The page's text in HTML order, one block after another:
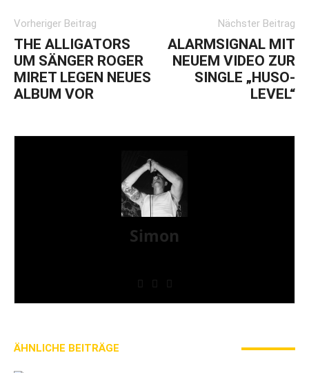
Vorheriger Beitrag
THE ALLIGATORS
UM SÄNGER ROGER
MIRET LEGEN NEUES
ALBUM VOR
Nächster Beitrag
ALARMSIGNAL MIT
NEUEM VIDEO ZUR
SINGLE „HUSO-
LEVEL“
Simon
ÄHNLICHE BEITRÄGE